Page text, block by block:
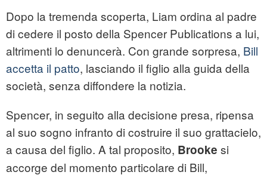
Dopo la tremenda scoperta, Liam ordina al padre
di cedere il posto della Spencer Publications a lui,
altrimenti lo denuncerà. Con grande sorpresa, Bill
accetta il patto, lasciando il figlio alla guida della
società, senza diffondere la notizia.
Spencer, in seguito alla decisione presa, ripensa
al suo sogno infranto di costruire il suo grattacielo,
a causa del figlio. A tal proposito, Brooke si
accorge del momento particolare di Bill,